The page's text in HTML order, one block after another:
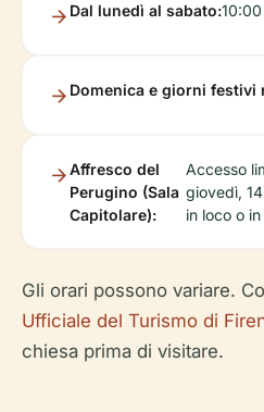
Dal lunedì al sabato:10:00
Domenica e giorni festivi
Affresco del
Perugino (Sala
Capitolare):
Accesso
giovedì,
in loco o
Gli orari possono variare.
Ufficiale del Turismo di
chiesa prima di visitare.